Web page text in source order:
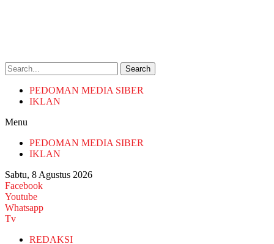
Search
PEDOMAN MEDIA SIBER
IKLAN
Menu
PEDOMAN MEDIA SIBER
IKLAN
Sabtu, 8 Agustus 2026
Facebook
Youtube
Whatsapp
Tv
REDAKSI